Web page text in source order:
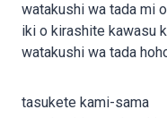
watakushi wa tada mi
iki o kirashite kawasu
watakushi wa tada
tasukete kami-sama